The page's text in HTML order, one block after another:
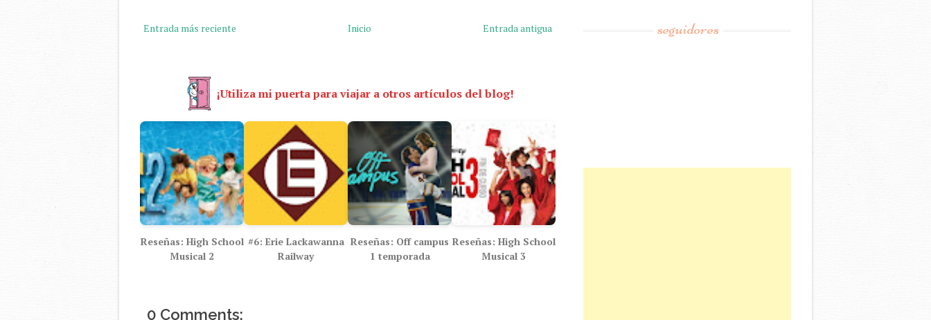
Entrada más reciente Entrada antigua
Inicio
¡Utiliza mi puerta para viajar a otros artículos del blog!
Reseñas: High School
Musical 2
#6: Erie Lackawanna
Railway
Reseñas: Off campus
1 temporada
Reseñas: High School
Musical 3
0 Comments:
seguidores